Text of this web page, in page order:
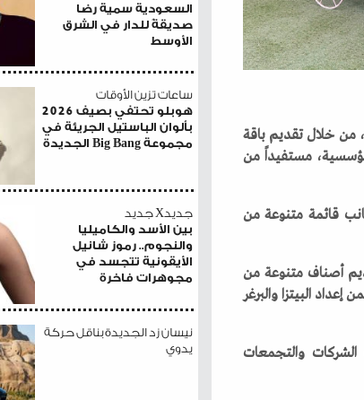
السعودية سمية رضا
صديقةً للدار في الشرق
الأوسط
ساعات تزين الأوقات
هوبلو تحتفي بصيف 2026
بألوان الباستيل الجريئة في
مجموعة Big Bang الجديدة
جديدX جديد
بين الأسد والكاميليا
والنجوم.. رموز شانيل
الأيقونية تتجسد في
مجوهرات فاخرة
نيسان زد الجديدة بناقل حركة
يدوي